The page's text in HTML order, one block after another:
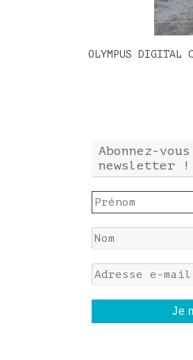
OLYMPUS DIGITAL
Abonnez-
newsletter !